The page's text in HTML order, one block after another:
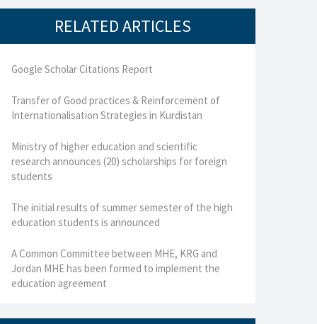
RELATED ARTICLES
Google Scholar Citations Report
Transfer of Good practices & Reinforcement of
Internationalisation Strategies in Kurdistan
Ministry of higher education and scientific
research announces (20) scholarships for foreign
students
The initial results of summer semester of the high
education students is announced
A Common Committee between MHE, KRG and
Jordan MHE has been formed to implement the
education agreement